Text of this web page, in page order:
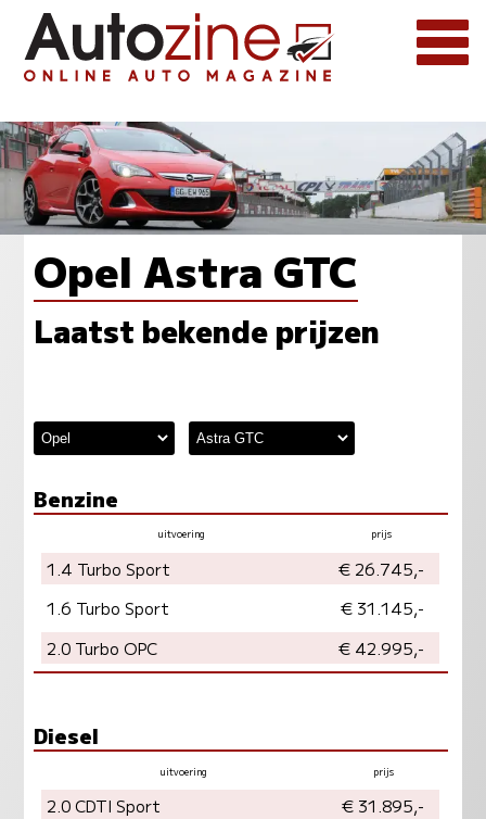
Opel Astra GTC
Laatst bekende prijzen
Benzine
uitvoering prijs
1.4 Turbo Sport
€ 26.745,-
1.6 Turbo Sport
€ 31.145,-
2.0 Turbo OPC
€ 42.995,-
Diesel
uitvoering prijs
2.0 CDTI Sport € 31.895,-